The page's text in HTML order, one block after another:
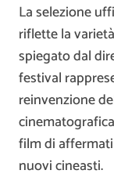
La selezione
riflette la
spiegato dal
festival
reinvenzione
film di
nuovi cineasti.